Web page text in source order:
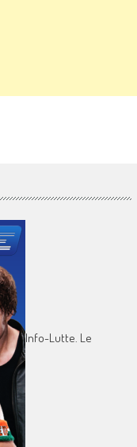
Info-Lutte. Le